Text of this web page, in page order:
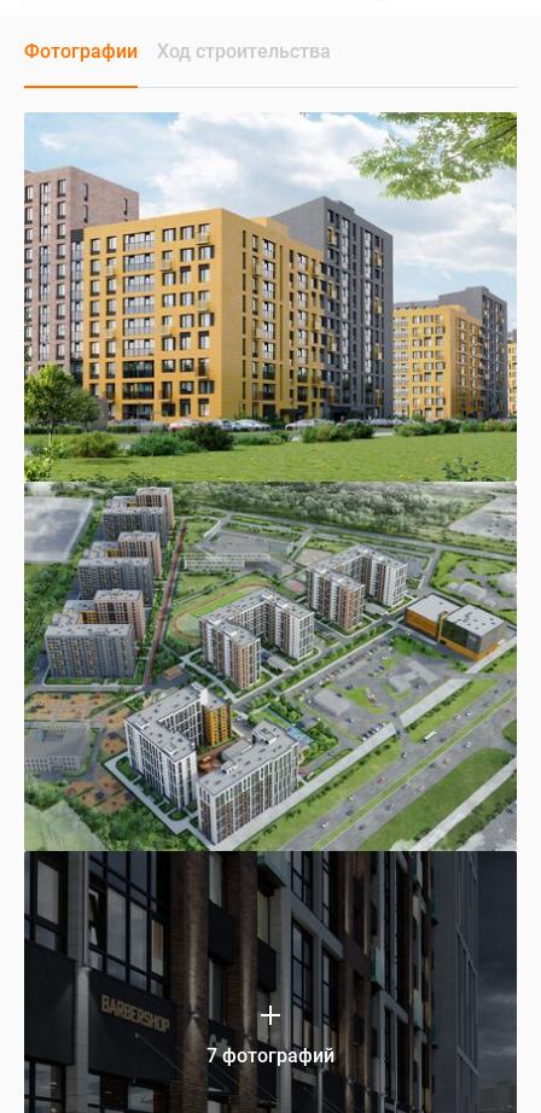
Фотографии Ход строительства
7 фотографий